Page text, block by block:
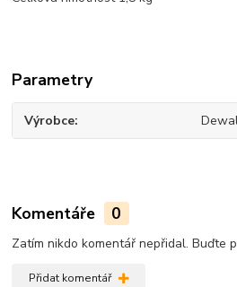
Parametry
Výrobce
Komentáře 0
Zatím nikdo komentář nepřidal. Buďte
Přidat komentář